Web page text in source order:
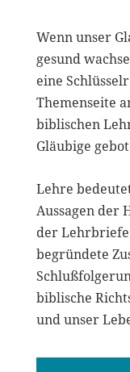
Wenn unser
gesund
eine
Themenseite
biblischen
Gläubige
Lehre
Aussagen der
der Lehrbriefe
begründete
biblische
und unser